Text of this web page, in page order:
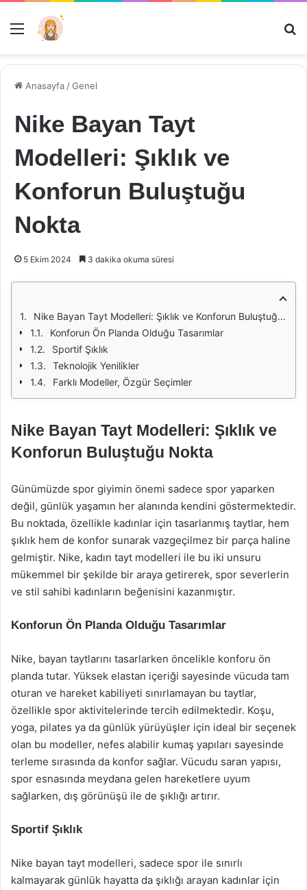
Menü
Anasayfa /Genel
Nike Bayan Tayt
Modelleri: Şıklık ve
Konforun Buluştuğu
Nokta
5 Ekim 2024 3 dakika okuma süresi
Nike Bayan Tayt Modelleri: Şıklık ve Konforun Buluştuğu Nokta
Konforun Ön Planda Olduğu Tasarımlar
Sportif Şıklık
Teknolojik Yenilikler
Farklı Modeller, Özgür Seçimler
Nike Bayan Tayt Modelleri: Şıklık ve
Konforun Buluştuğu Nokta
Günümüzde spor giyimin önemi sadece spor yaparken
değil, günlük yaşamın her alanında kendini göstermektedir.
Bu noktada, özellikle kadınlar için tasarlanmış taytlar, hem
şıklık hem de konfor sunarak vazgeçilmez bir parça haline
gelmiştir. Nike, kadın tayt modelleri ile bu iki unsuru
mükemmel bir şekilde bir araya getirerek, spor severlerin
ve stil sahibi kadınların beğenisini kazanmıştır.
Konforun Ön Planda Olduğu Tasarımlar
Nike, bayan taytlarını tasarlarken öncelikle konforu ön
planda tutar. Yüksek elastan içeriği sayesinde vücuda tam
oturan ve hareket kabiliyeti sınırlamayan bu taytlar,
özellikle spor aktivitelerinde tercih edilmektedir. Koşu,
yoga, pilates ya da günlük yürüyüşler için ideal bir seçenek
olan bu modeller, nefes alabilir kumaş yapıları sayesinde
terleme sırasında da konfor sağlar. Vücudu saran yapısı,
spor esnasında meydana gelen hareketlere uyum
sağlarken, dış görünüşü ile de şıklığı artırır.
Sportif Şıklık
Nike bayan tayt modelleri, sadece spor ile sınırlı
kalmayarak günlük hayatta da şıklığı arayan kadınlar için